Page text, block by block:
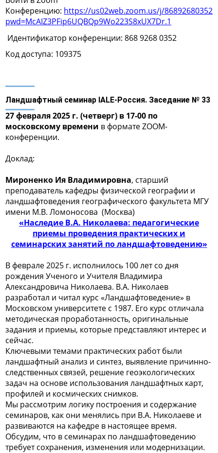
Конференцию: https://us02web.zoom.us/j/86892680352?
pwd=McAIZ3PFip6UQBQp9Wo223S8xUX7Dr.1
Идентификатор конференции: 868 9268 0352
Код доступа: 109375
Ландшафтный семинар IALE-Россия. Заседание № 33
27 февраля 2025 г. (четверг) в 17-00 по
московскому времени в формате ZOOM-
конференции.
Доклад:
Мироненко Ия Владимировна, cтарший
преподаватель кафедры физической географии и
ландшафтоведения географического факультета МГУ
имени М.В. Ломоносова (Москва)
«Наследие В.А. Николаева: педагогические
приемы проведения практических и
семинарских занятий по ландшафтоведению»
В феврале 2025 г. исполнилось 100 лет со дня
рождения Ученого и Учителя Владимира
Александровича Николаева. В.А. Николаев
разработал и читал курс «Ландшафтоведение» в
Московском университете с 1987. Его курс отличала
методическая проработанность, оригинальные
задания и приемы, которые представляют интерес и
сейчас.
Ключевыми темами практических работ были
ландшафтный анализ и синтез, выявление причинно-
следственных связей, решение геоэкологических
задач на основе использования ландшафтных карт,
профилей и космических снимков.
Мы рассмотрим логику построения и содержание
семинаров, как они менялись при В.А. Николаеве и
развиваются на кафедре в настоящее время.
Обсудим, что в семинарах по ландшафтоведению
требует сохранения, изменения или модернизации.